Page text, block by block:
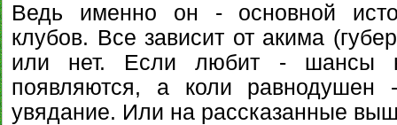
Ведь именно он - основной
клубов. Все зависит от акима
или нет. Если любит - шансы
появляются, а коли равнодушен
увядание. Или на рассказанные